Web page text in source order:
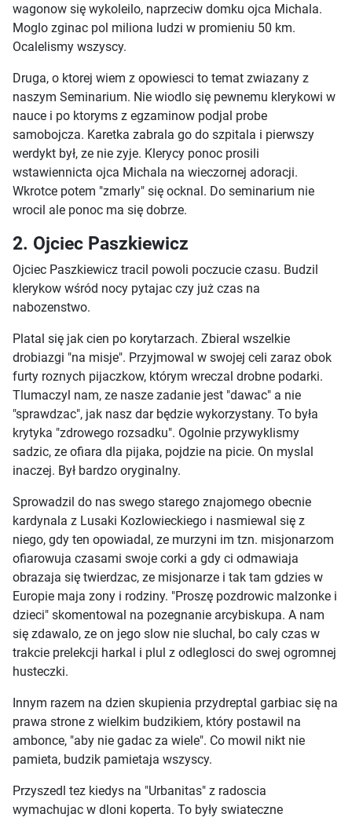
wagonow się wykoleilo, naprzeciw domku ojca Michala.
Moglo zginac pol miliona ludzi w promieniu 50 km.
Ocalelismy wszyscy.
Druga, o ktorej wiem z opowiesci to temat zwiazany z
naszym Seminarium. Nie wiodlo się pewnemu klerykowi w
nauce i po ktoryms z egzaminow podjal probe
samobojcza. Karetka zabrala go do szpitala i pierwszy
werdykt był, ze nie zyje. Klerycy ponoc prosili
wstawiennicta ojca Michala na wieczornej adoracji.
Wkrotce potem "zmarly" się ocknal. Do seminarium nie
wrocil ale ponoc ma się dobrze.
2. Ojciec Paszkiewicz
Ojciec Paszkiewicz tracil powoli poczucie czasu. Budzil
klerykow wśród nocy pytajac czy już czas na
nabozenstwo.
Platal się jak cien po korytarzach. Zbieral wszelkie
drobiazgi "na misje". Przyjmowal w swojej celi zaraz obok
furty roznych pijaczkow, którym wreczal drobne podarki.
Tlumaczyl nam, ze nasze zadanie jest "dawac" a nie
"sprawdzac", jak nasz dar będzie wykorzystany. To była
krytyka "zdrowego rozsadku". Ogolnie przywyklismy
sadzic, ze ofiara dla pijaka, pojdzie na picie. On myslal
inaczej. Był bardzo oryginalny.
Sprowadzil do nas swego starego znajomego obecnie
kardynala z Lusaki Kozlowieckiego i nasmiewal się z
niego, gdy ten opowiadal, ze murzyni im tzn. misjonarzom
ofiarowuja czasami swoje corki a gdy ci odmawiaja
obrazaja się twierdzac, ze misjonarze i tak tam gdzies w
Europie maja zony i rodziny. "Proszę pozdrowic malzonke i
dzieci" skomentowal na pozegnanie arcybiskupa. A nam
się zdawalo, ze on jego slow nie sluchal, bo caly czas w
trakcie prelekcji harkal i plul z odleglosci do swej ogromnej
husteczki.
Innym razem na dzien skupienia przydreptal garbiac się na
prawa strone z wielkim budzikiem, który postawil na
ambonce, "aby nie gadac za wiele". Co mowil nikt nie
pamieta, budzik pamietaja wszyscy.
Przyszedl tez kiedys na "Urbanitas" z radoscia
wymachujac w dloni koperta. To były swiateczne